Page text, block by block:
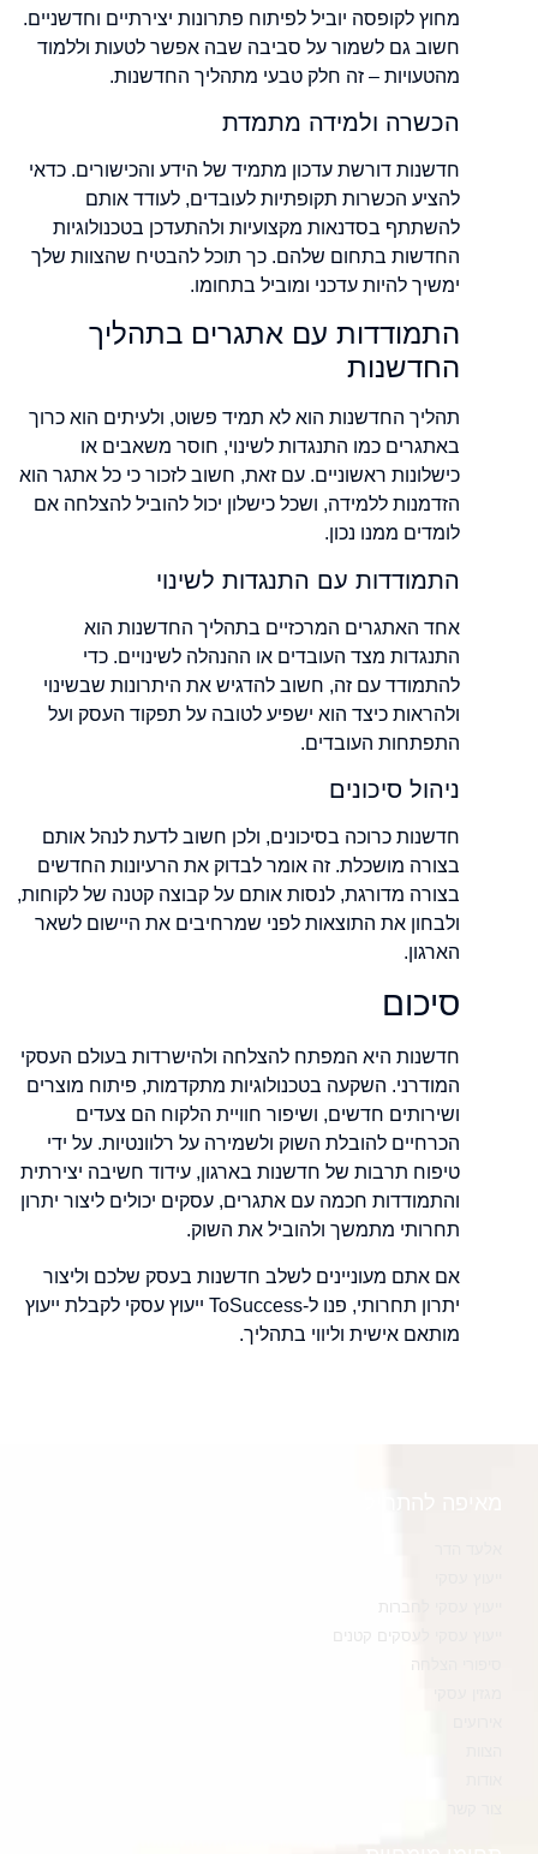
מחוץ לקופסה יוביל לפיתוח פתרונות יצירתיים וחדשניים.
חשוב גם לשמור על סביבה שבה אפשר לטעות וללמוד
מהטעויות – זה חלק טבעי מתהליך החדשנות.
הכשרה ולמידה מתמדת
חדשנות דורשת עדכון מתמיד של הידע והכישורים. כדאי
להציע הכשרות תקופתיות לעובדים, לעודד אותם
להשתתף בסדנאות מקצועיות ולהתעדכן בטכנולוגיות
החדשות בתחום שלהם. כך תוכל להבטיח שהצוות שלך
ימשיך להיות עדכני ומוביל בתחומו.
התמודדות עם אתגרים בתהליך
החדשנות
תהליך החדשנות הוא לא תמיד פשוט, ולעיתים הוא כרוך
באתגרים כמו התנגדות לשינוי, חוסר משאבים או
כישלונות ראשוניים. עם זאת, חשוב לזכור כי כל אתגר הוא
הזדמנות ללמידה, ושכל כישלון יכול להוביל להצלחה אם
לומדים ממנו נכון.
התמודדות עם התנגדות לשינוי
אחד האתגרים המרכזיים בתהליך החדשנות הוא
התנגדות מצד העובדים או ההנהלה לשינויים. כדי
להתמודד עם זה, חשוב להדגיש את היתרונות שבשינוי
ולהראות כיצד הוא ישפיע לטובה על תפקוד העסק ועל
התפתחות העובדים.
ניהול סיכונים
חדשנות כרוכה בסיכונים, ולכן חשוב לדעת לנהל אותם
בצורה מושכלת. זה אומר לבדוק את הרעיונות החדשים
בצורה מדורגת, לנסות אותם על קבוצה קטנה של לקוחות,
ולבחון את התוצאות לפני שמרחיבים את היישום לשאר
הארגון.
סיכום
חדשנות היא המפתח להצלחה ולהישרדות בעולם העסקי
המודרני. השקעה בטכנולוגיות מתקדמות, פיתוח מוצרים
ושירותים חדשים, ושיפור חוויית הלקוח הם צעדים
הכרחיים להובלת השוק ולשמירה על רלוונטיות. על ידי
טיפוח תרבות של חדשנות בארגון, עידוד חשיבה יצירתית
והתמודדות חכמה עם אתגרים, עסקים יכולים ליצור יתרון
תחרותי מתמשך ולהוביל את השוק.
אם אתם מעוניינים לשלב חדשנות בעסק שלכם וליצור
יתרון תחרותי, פנו ל-ToSuccess ייעוץ עסקי לקבלת ייעוץ
מותאם אישית וליווי בתהליך.
ייעוץ עסקי לחברות
ייעוץ עסקי לעסקים קטנים
סיפורי הצלחה